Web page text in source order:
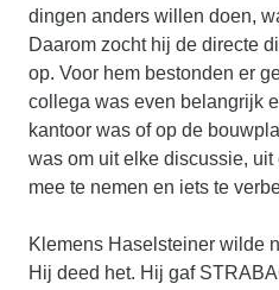
dingen anders willen doen,
Daarom zocht hij de directe
op. Voor hem bestonden er
collega was even belangrijk
kantoor was of op de
was om uit elke discussie,
mee te nemen en iets te
Klemens Haselsteiner wilde
Hij deed het. Hij gaf